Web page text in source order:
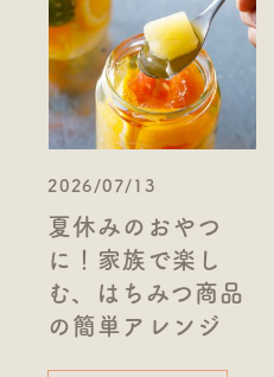
2026/07/13
夏休みのおやつ
に！家族で楽し
む、はちみつ商品
の簡単アレンジ